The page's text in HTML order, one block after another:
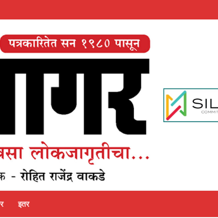
इतर